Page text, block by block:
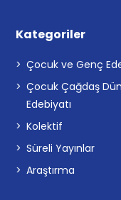
Kategoriler
Çocuk ve Genç
Çocuk Çağdaş
Edebiyatı
Kolektif
Süreli Yayınlar
Araştırma